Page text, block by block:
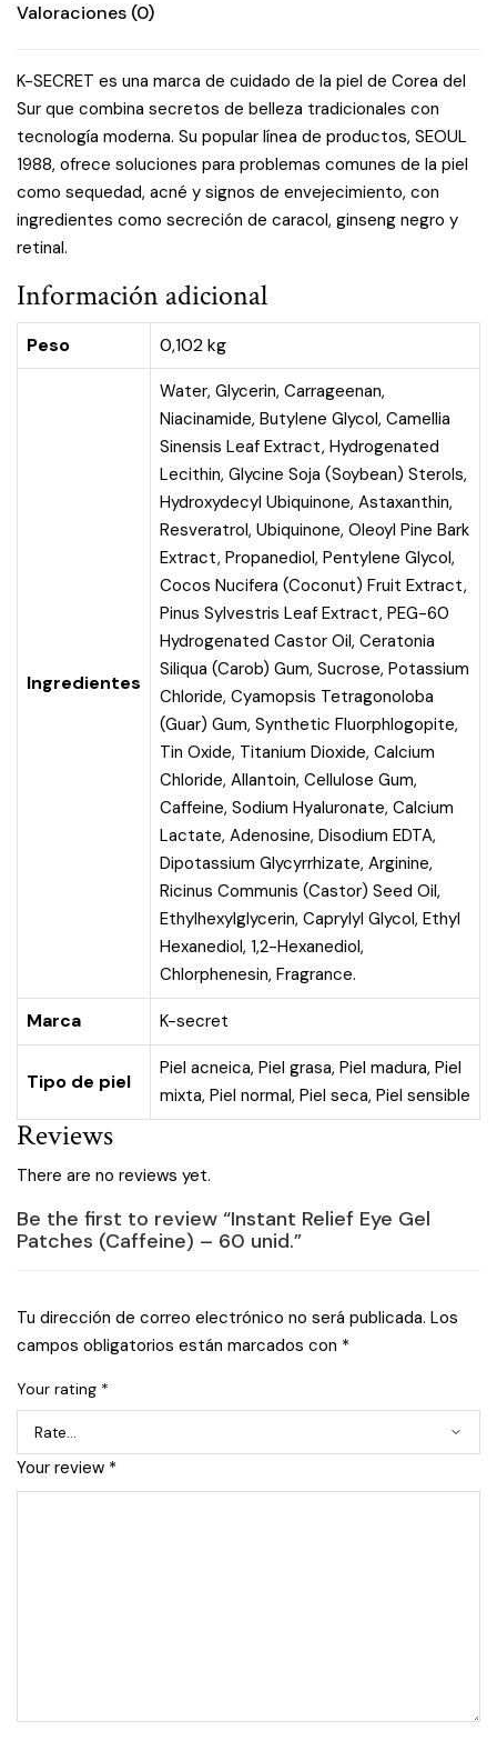
Valoraciones (0)
K-SECRET es una marca de cuidado de la piel de Corea del
Sur que combina secretos de belleza tradicionales con
tecnología moderna. Su popular línea de productos, SEOUL
1988, ofrece soluciones para problemas comunes de la piel
como sequedad, acné y signos de envejecimiento, con
ingredientes como secreción de caracol, ginseng negro y
retinal.
Información adicional
Peso 0,102 kg
Ingredientes
Water, Glycerin, Carrageenan,
Niacinamide, Butylene Glycol, Camellia
Sinensis Leaf Extract, Hydrogenated
Lecithin, Glycine Soja (Soybean) Sterols,
Hydroxydecyl Ubiquinone, Astaxanthin,
Resveratrol, Ubiquinone, Oleoyl Pine Bark
Extract, Propanediol, Pentylene Glycol,
Cocos Nucifera (Coconut) Fruit Extract,
Pinus Sylvestris Leaf Extract, PEG-60
Hydrogenated Castor Oil, Ceratonia
Siliqua (Carob) Gum, Sucrose, Potassium
Chloride, Cyamopsis Tetragonoloba
(Guar) Gum, Synthetic Fluorphlogopite,
Tin Oxide, Titanium Dioxide, Calcium
Chloride, Allantoin, Cellulose Gum,
Caffeine, Sodium Hyaluronate, Calcium
Lactate, Adenosine, Disodium EDTA,
Dipotassium Glycyrrhizate, Arginine,
Ricinus Communis (Castor) Seed Oil,
Ethylhexylglycerin, Caprylyl Glycol, Ethyl
Hexanediol, 1,2-Hexanediol,
Chlorphenesin, Fragrance.
Marca K-secret
Tipo de piel
Piel acneica, Piel grasa, Piel madura, Piel
mixta, Piel normal, Piel seca, Piel sensible
Reviews
There are no reviews yet.
Be the first to review “Instant Relief Eye Gel
Patches (Caffeine) – 60 unid.”
Tu dirección de correo electrónico no será publicada. Los
campos obligatorios están marcados con *
Your rating *
Your review *